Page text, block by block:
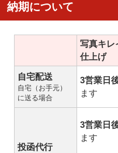
納期について
写真キレ
仕上げ
自宅配送
自宅（お手元）
に送る場合
3営業日
ます
投函代行
3営業日
ます